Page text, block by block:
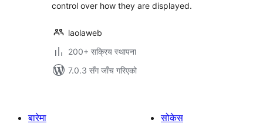
control over how they are displayed.
laolaweb
200+ सक्रिय स्थापना
7.0.3 सँग जाँच गरिएको
बारेमा
सोकेस